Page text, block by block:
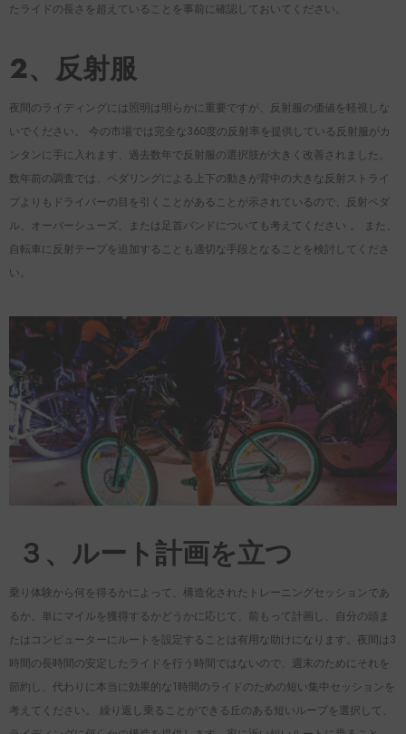
50 カーボンスポークディス
ホイールセット
クイック追加
FL40Ⅱ ワイドリムロードカーボ
ンホイール 軽量「内幅
¥128,999
クイック追加
たライドの長さを超えていることを事前に確認しておいてください。
2、反射服
夜間のライディングには照明は明らかに重要ですが、反射服の価値を軽視しな
いでください。 今の市場では完全な360度の反射率を提供している反射服がカ
ンタンに手に入れます、過去数年で反射服の選択肢が大きく改善されました。
数年前の調査では、ペダリングによる上下の動きが背中の大きな反射ストライ
プよりもドライバーの目を引くことがあることが示されているので、反射ペダ
ル、オーバーシューズ、または足首バンドについても考えてください 。 また、
自転車に反射テープを追加することも適切な手段となることを検討してくださ
い。
３、ルート計画を立つ
乗り体験から何を得るかによって、構造化されたトレーニングセッションであ
るか、単にマイルを獲得するかどうかに応じて、前もって計画し、自分の頭ま
たはコンピューターにルートを設定することは有用な助けになります。夜間は3
時間の長時間の安定したライドを行う時間ではないので、週末のためにそれを
節約し、代わりに本当に効果的な1時間のライドのための短い集中セッションを
考えてください。 繰り返し乗ることができる丘のある短いループを選択して、